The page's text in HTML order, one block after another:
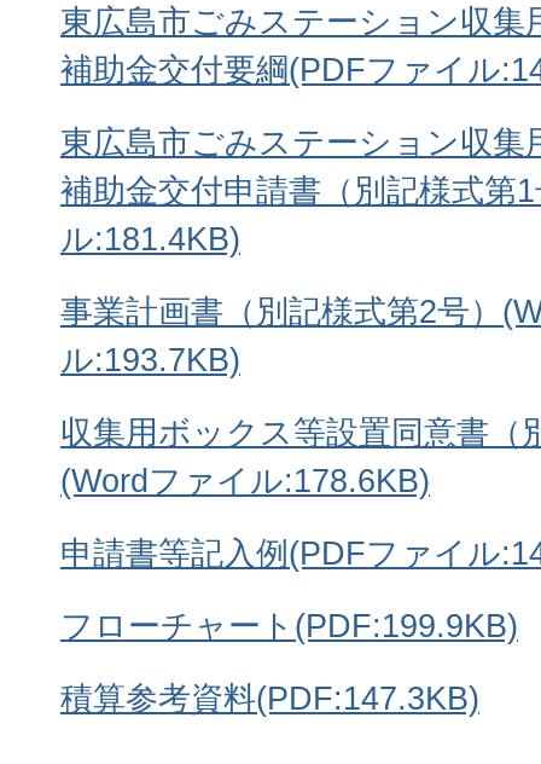
東広島市ごみステーション収集
補助金交付要綱(PDFファイル
東広島市ごみステーション収集
補助金交付申請書（別記様式第
ル:181.4KB)
事業計画書（別記様式第2号）
ル:193.7KB)
収集用ボックス等設置同意書（
(Wordファイル:178.6KB)
申請書等記入例(PDFファイル
フローチャート(PDF:199.9KB)
積算参考資料(PDF:147.3KB)